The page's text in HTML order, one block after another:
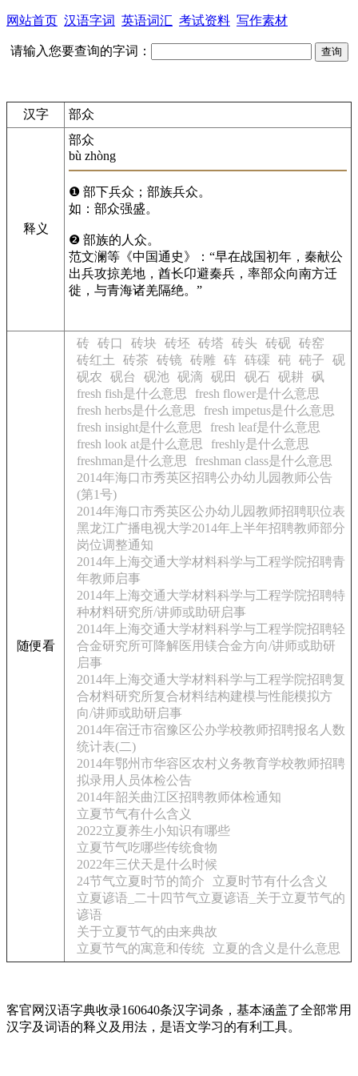
网站首页 汉语字词 英语词汇 考试资料 写作素材
请输入您要查询的字词：
汉字 部众
释义
部众
bù zhòng
❶ 部下兵众；部族兵众。
如：部众强盛。
❷ 部族的人众。
范文澜等《中国通史》：“早在战国初年，秦献公
出兵攻掠羌地，酋长卬避秦兵，率部众向南方迁
徙，与青海诸羌隔绝。”
随便看
砖 砖口 砖块 砖坯 砖塔 砖头 砖砚 砖窑
砖红土
砖茶 砖镜 砖雕 砗 砗磲 砘 砘子
砚
砚农
砚台 砚池 砚滴 砚田 砚石 砚耕 砜
fresh fish是什么意思
fresh flower是什么意思
fresh herbs是什么意思
fresh impetus是什么意思
fresh insight是什么意思
fresh leaf是什么意思
fresh look at是什么意思
freshly是什么意思
freshman是什么意思
freshman class是什么意思
2014年海口市秀英区招聘公办幼儿园教师公告
(第1号)
2014年海口市秀英区公办幼儿园教师招聘职位表
黑龙江广播电视大学2014年上半年招聘教师部分
岗位调整通知
2014年上海交通大学材料科学与工程学院招聘青
年教师启事
2014年上海交通大学材料科学与工程学院招聘特
种材料研究所/讲师或助研启事
2014年上海交通大学材料科学与工程学院招聘轻
合金研究所可降解医用镁合金方向/讲师或助研
启事
2014年上海交通大学材料科学与工程学院招聘复
合材料研究所复合材料结构建模与性能模拟方
向/讲师或助研启事
2014年宿迁市宿豫区公办学校教师招聘报名人数
统计表(二)
2014年鄂州市华容区农村义务教育学校教师招聘
拟录用人员体检公告
2014年韶关曲江区招聘教师体检通知
立夏节气有什么含义
2022立夏养生小知识有哪些
立夏节气吃哪些传统食物
2022年三伏天是什么时候
24节气立夏时节的简介
立夏时节有什么含义
立夏谚语_二十四节气立夏谚语_关于立夏节气的
谚语
关于立夏节气的由来典故
立夏节气的寓意和传统
立夏的含义是什么意思
客官网汉语字典收录160640条汉字词条，基本涵盖了全部常用
汉字及词语的释义及用法，是语文学习的有利工具。